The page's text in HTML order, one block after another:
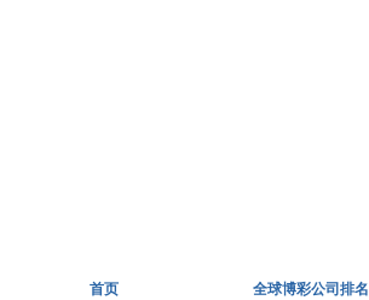
首页 全球博彩公司排名